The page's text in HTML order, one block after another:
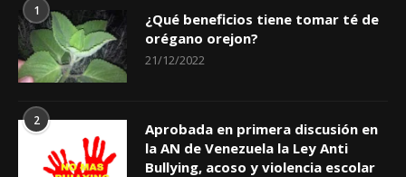
1
¿Qué beneficios tiene tomar té de
orégano orejon?
21/12/2022
2
Aprobada en primera discusión en
la AN de Venezuela la Ley Anti
Bullying, acoso y violencia escolar